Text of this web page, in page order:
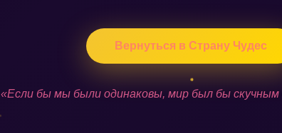
Вернуться в Страну Чудес
«Если бы мы были одинаковы, мир был бы